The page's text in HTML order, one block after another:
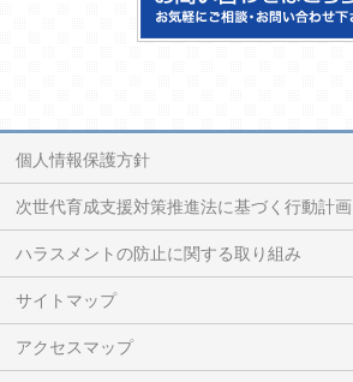
個人情報保護方針
次世代育成支援対策推進法に基づく行動計画
ハラスメントの防止に関する取り組み
サイトマップ
アクセスマップ